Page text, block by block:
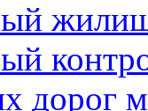
дорог